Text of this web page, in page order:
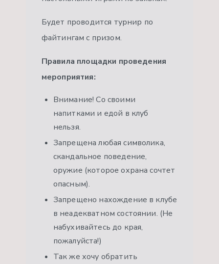
Будет проводится турнир по
файтингам с призом.
Правила площадки проведения
мероприятия:
Внимание! Со своими
напитками и едой в клуб
нельзя.
Запрещена любая символика,
скандальное поведение,
оружие (которое охрана сочтет
опасным).
Запрещено нахождение в клубе
в неадекватном состоянии. (Не
набухивайтесь до края,
пожалуйста!)
Так же хочу обратить